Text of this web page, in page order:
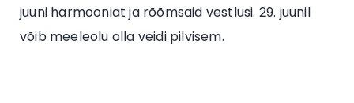
juuni harmooniat ja rõõmsaid vestlusi. 29. juunil
võib meeleolu olla veidi pilvisem.